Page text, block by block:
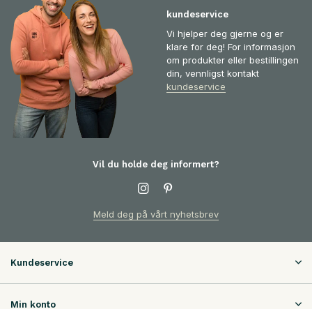
kundeservice
Vi hjelper deg gjerne og er
klare for deg! For informasjon
om produkter eller bestillingen
din, vennligst kontakt
kundeservice
Vil du holde deg informert?
Meld deg på vårt nyhetsbrev
Kundeservice
Min konto